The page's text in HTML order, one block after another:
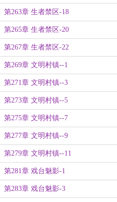
第263章 生者禁区-18
第265章 生者禁区-20
第267章 生者禁区-22
第269章 文明村镇--1
第271章 文明村镇--3
第273章 文明村镇--5
第275章 文明村镇--7
第277章 文明村镇--9
第279章 文明村镇--11
第281章 戏台魅影-1
第283章 戏台魅影-3